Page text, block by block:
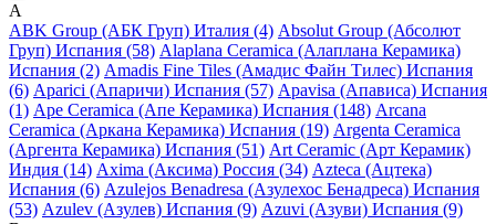
A
ABK Group (АБК Груп) Италия (4) Absolut Group (Абсолют
Груп) Испания (58) Alaplana Ceramica (Алаплана Керамика)
Испания (2) Amadis Fine Tiles (Амадис Файн Тилес) Испания
(6) Aparici (Апаричи) Испания (57) Apavisa (Апависа) Испания
(1) Ape Ceramica (Апе Керамика) Испания (148) Arcana
Ceramica (Аркана Керамика) Испания (19) Argenta Ceramica
(Аргента Керамика) Испания (51) Art Ceramic (Арт Керамик)
Индия (14) Axima (Аксима) Россия (34) Azteca (Ацтека)
Испания (6) Azulejos Benadresa (Азулехос Бенадреса) Испания
(53) Azulev (Азулев) Испания (9) Azuvi (Азуви) Испания (9)